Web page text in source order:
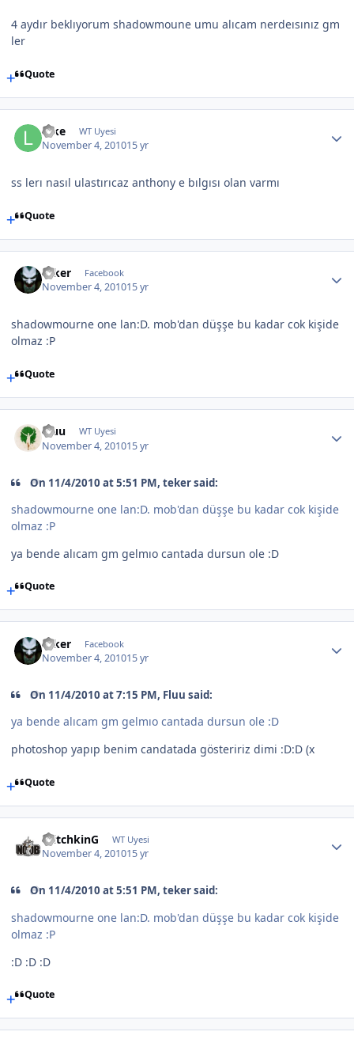
4 aydır beklıyorum shadowmoune umu alıcam nerdeısınız gm
ler
Quote
luke WT Uyesi
November 4, 201015 yr
ss lerı nasıl ulastırıcaz anthony e bılgısı olan varmı
Quote
teker Facebook
November 4, 201015 yr
shadowmourne one lan:D. mob'dan düşşe bu kadar cok kişide
olmaz :P
Quote
Fluu WT Uyesi
November 4, 201015 yr
On 11/4/2010 at 5:51 PM, teker said:
shadowmourne one lan:D. mob'dan düşşe bu kadar cok kişide
olmaz :P
ya bende alıcam gm gelmıo cantada dursun ole :D
Quote
teker Facebook
November 4, 201015 yr
On 11/4/2010 at 7:15 PM, Fluu said:
ya bende alıcam gm gelmıo cantada dursun ole :D
photoshop yapıp benim candatada gösteririz dimi :D:D (x
Quote
WitchkinG WT Uyesi
November 4, 201015 yr
On 11/4/2010 at 5:51 PM, teker said:
shadowmourne one lan:D. mob'dan düşşe bu kadar cok kişide
olmaz :P
:D :D :D
Quote